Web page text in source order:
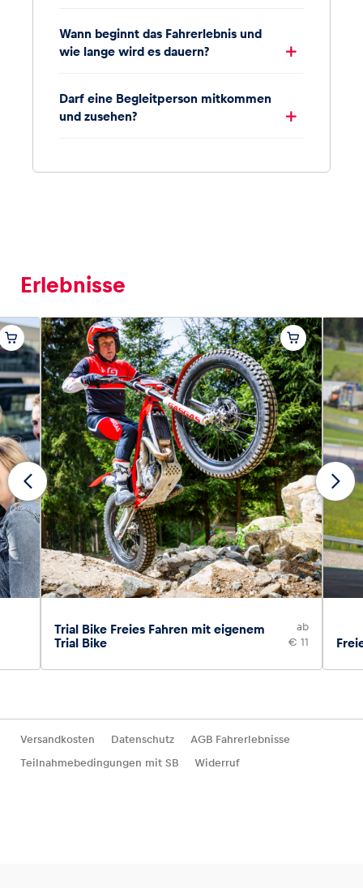
Wann beginnt das Fahrerlebnis und
wie lange wird es dauern?
Darf eine Begleitperson mitkommen
und zusehen?
Erlebnisse
Trial Bike Freies Fahren mit eigenem
Trial Bike
ab
€ 11
Versandkosten Datenschutz
AGB Fahrerlebnisse
Teilnahmebedingungen mit SB
Widerruf